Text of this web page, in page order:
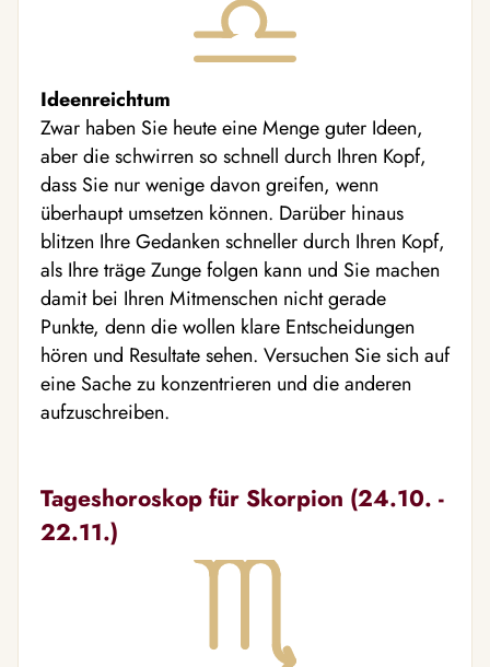
Ideenreichtum
Zwar haben Sie heute eine Menge guter Ideen,
aber die schwirren so schnell durch Ihren Kopf,
dass Sie nur wenige davon greifen, wenn
überhaupt umsetzen können. Darüber hinaus
blitzen Ihre Gedanken schneller durch Ihren Kopf,
als Ihre träge Zunge folgen kann und Sie machen
damit bei Ihren Mitmenschen nicht gerade
Punkte, denn die wollen klare Entscheidungen
hören und Resultate sehen. Versuchen Sie sich auf
eine Sache zu konzentrieren und die anderen
aufzuschreiben.
Tageshoroskop für Skorpion (24.10. -
22.11.)